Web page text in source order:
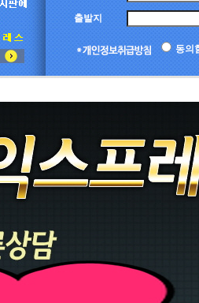
출발지
동의